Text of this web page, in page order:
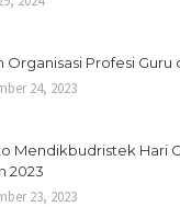
Organisasi Profesi Guru
24, 2023
Mendikbudristek Hari
2023
23, 2023